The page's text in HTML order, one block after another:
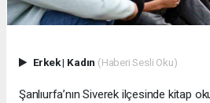
Erkek| Kadın (Haberi Sesli Oku)
Şanlıurfa’nın Siverek ilçesinde kitap